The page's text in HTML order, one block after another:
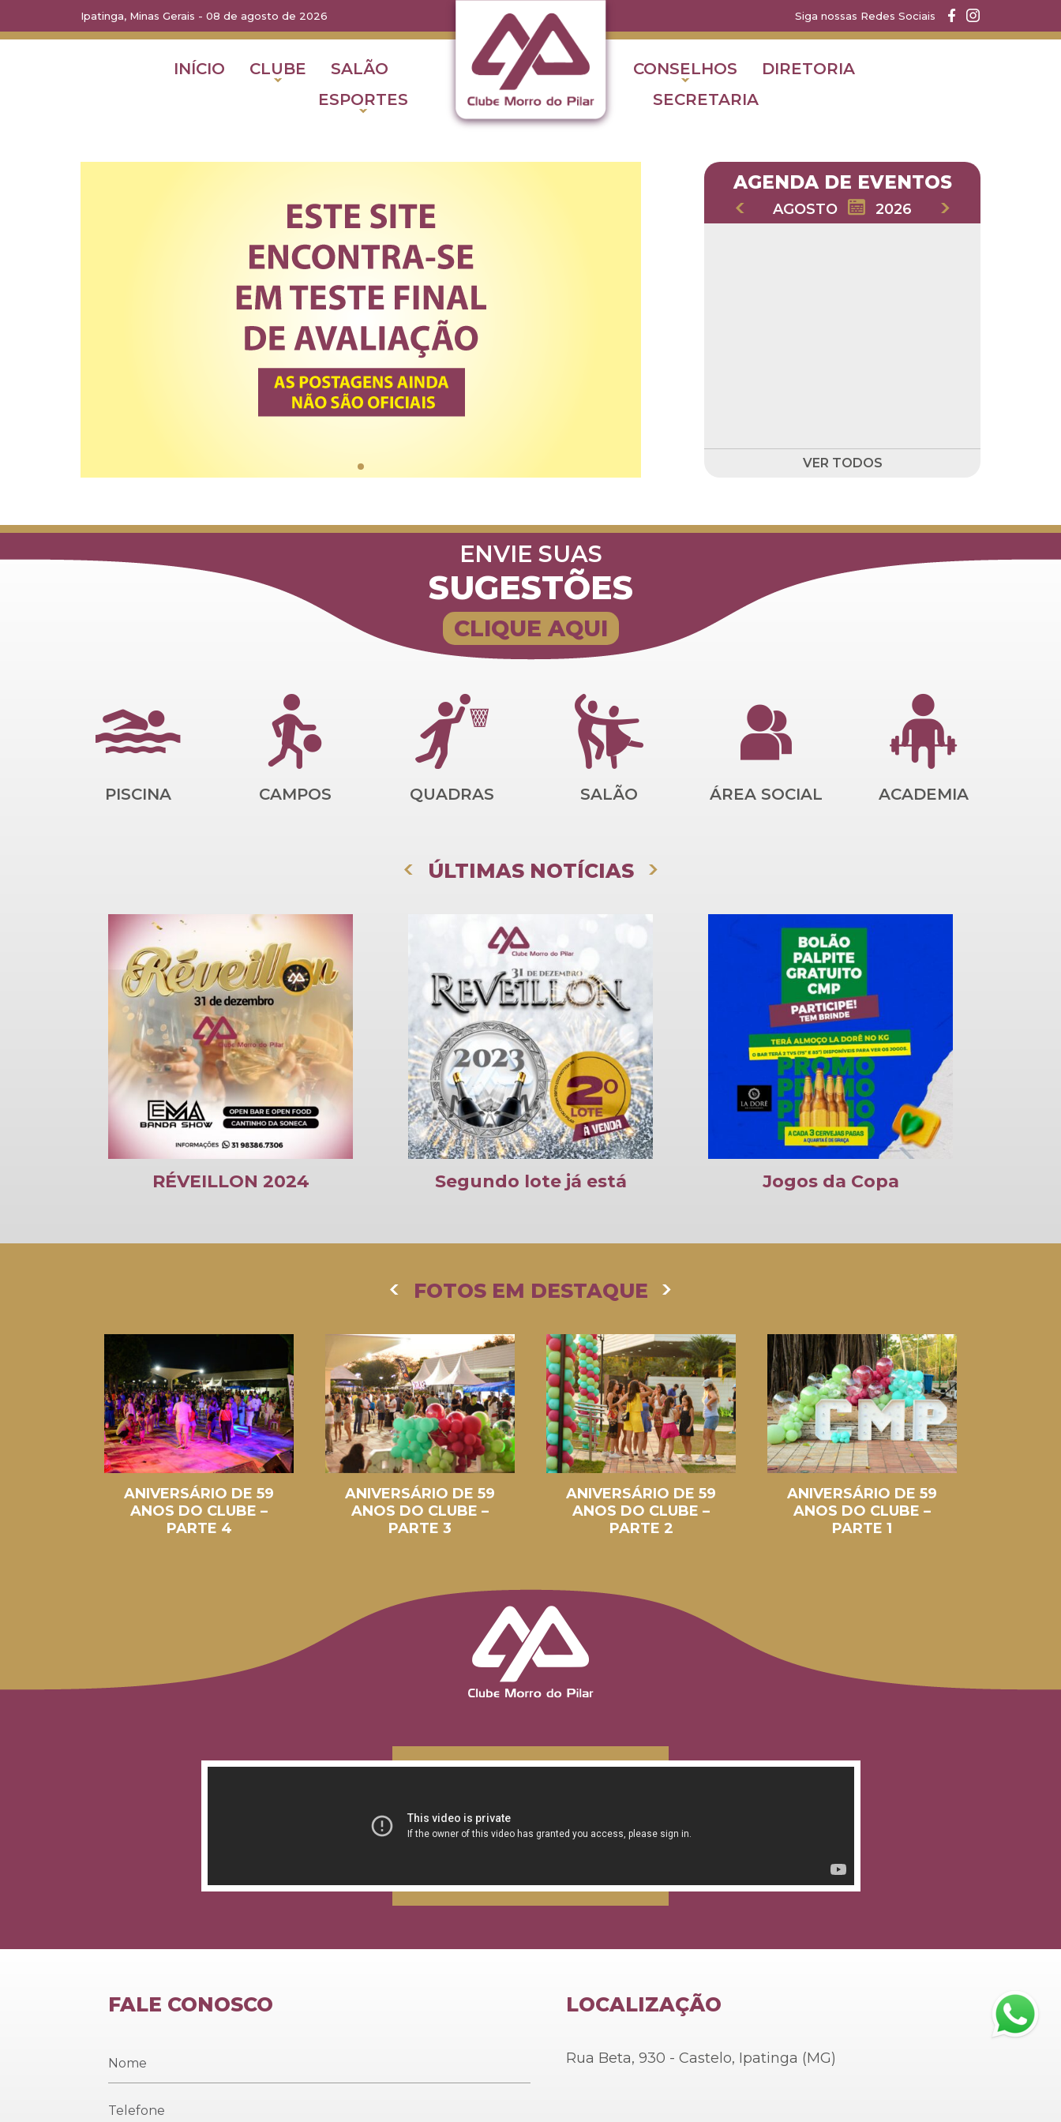
Ipatinga, Minas Gerais - 08 de agosto de 2026 Siga nossas Redes Sociais
INÍCIO CLUBE
SALÃO
ESPORTES
CONSELHOS
DIRETORIA
SECRETARIA
AGENDA DE EVENTOS
AGOSTO 2026
VER TODOS
ENVIE SUAS
SUGESTÕES
CLIQUE AQUI
PISCINA CAMPOS QUADRAS SALÃO ÁREA SOCIAL ACADEMIA
ÚLTIMAS NOTÍCIAS
RÉVEILLON 2024
Segundo lote já está
Jogos da Copa
FOTOS EM DESTAQUE
ANIVERSÁRIO DE 59
ANOS DO CLUBE –
PARTE 4
ANIVERSÁRIO DE 59
ANOS DO CLUBE –
PARTE 3
ANIVERSÁRIO DE 59
ANOS DO CLUBE –
PARTE 2
ANIVERSÁRIO DE 59
ANOS DO CLUBE –
PARTE 1
FALE CONOSCO LOCALIZAÇÃO
Rua Beta, 930 - Castelo, Ipatinga (MG)